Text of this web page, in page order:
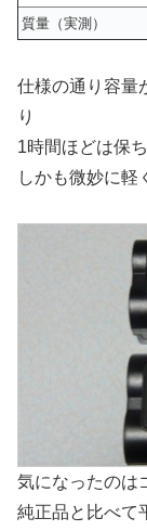
質量（実測）
仕様の通り容量
り
1時間ほどは保
しかも微妙に軽
気になったのは
純正品と比べて